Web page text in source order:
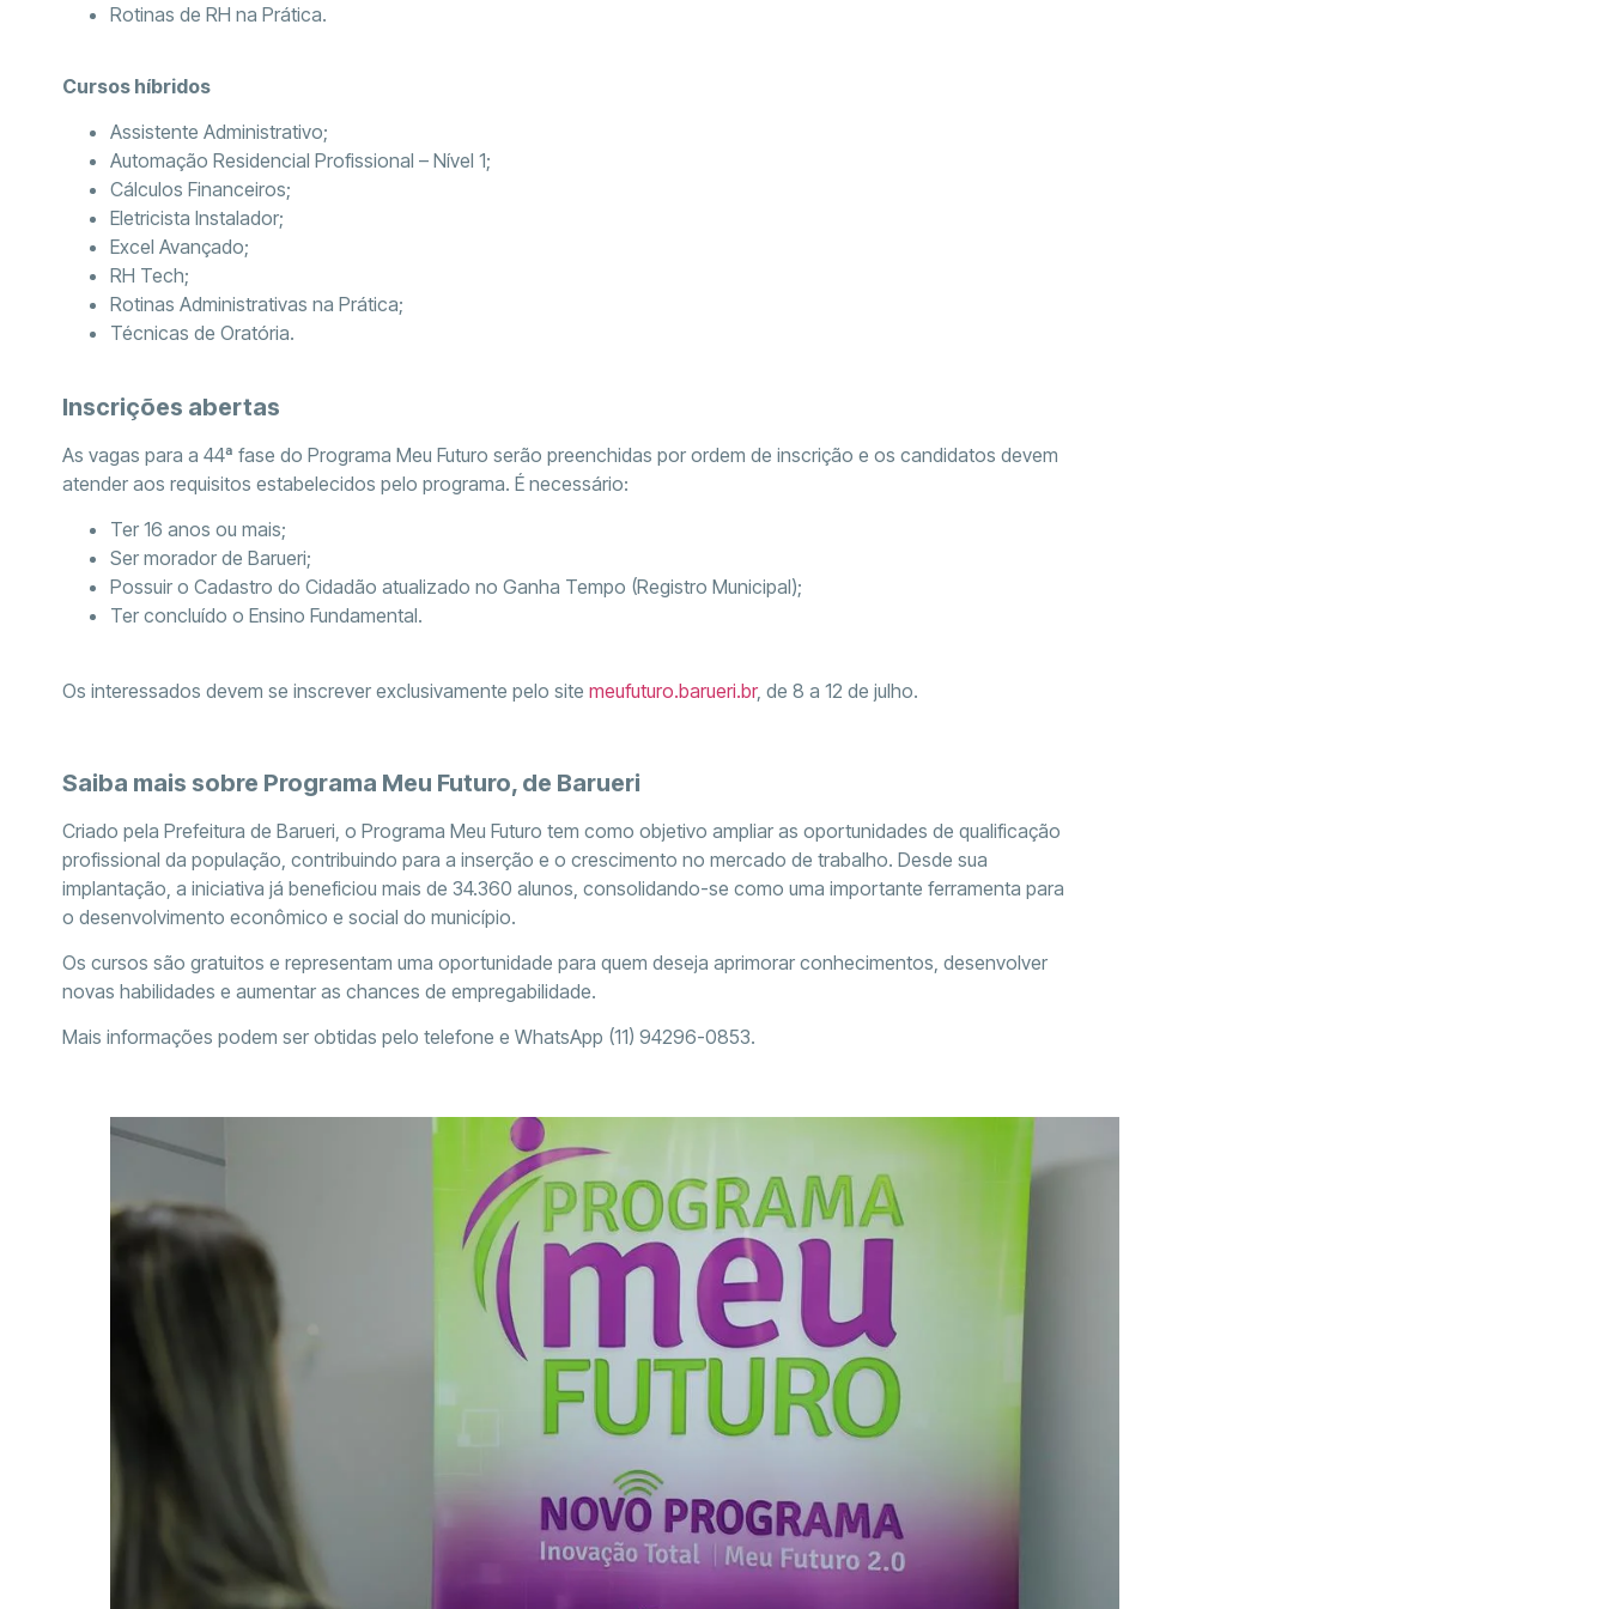
Rotinas de RH na Prática.
Cursos híbridos
Assistente Administrativo;
Automação Residencial Profissional – Nível 1;
Cálculos Financeiros;
Eletricista Instalador;
Excel Avançado;
RH Tech;
Rotinas Administrativas na Prática;
Técnicas de Oratória.
Inscrições abertas
As vagas para a 44ª fase do Programa Meu Futuro serão preenchidas por ordem de inscrição e os candidatos devem
atender aos requisitos estabelecidos pelo programa. É necessário:
Ter 16 anos ou mais;
Ser morador de Barueri;
Possuir o Cadastro do Cidadão atualizado no Ganha Tempo (Registro Municipal);
Ter concluído o Ensino Fundamental.
Os interessados devem se inscrever exclusivamente pelo site meufuturo.barueri.br, de 8 a 12 de julho.
Saiba mais sobre Programa Meu Futuro, de Barueri
Criado pela Prefeitura de Barueri, o Programa Meu Futuro tem como objetivo ampliar as oportunidades de qualificação
profissional da população, contribuindo para a inserção e o crescimento no mercado de trabalho. Desde sua
implantação, a iniciativa já beneficiou mais de 34.360 alunos, consolidando-se como uma importante ferramenta para
o desenvolvimento econômico e social do município.
Os cursos são gratuitos e representam uma oportunidade para quem deseja aprimorar conhecimentos, desenvolver
novas habilidades e aumentar as chances de empregabilidade.
Mais informações podem ser obtidas pelo telefone e WhatsApp (11) 94296-0853.